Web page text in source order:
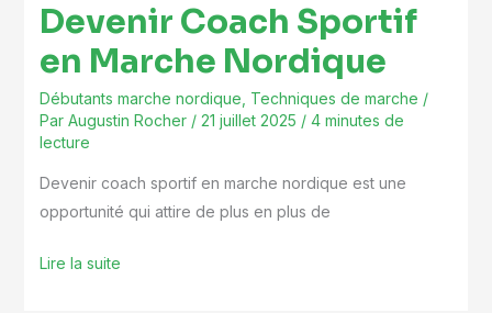
Devenir Coach Sportif
en Marche Nordique
Débutants marche nordique Techniques de marche /
Par Augustin Rocher / 21 juillet 2025 / 4 minutes de
lecture
Devenir coach sportif en marche nordique est une
opportunité qui attire de plus en plus de
Lire la suite